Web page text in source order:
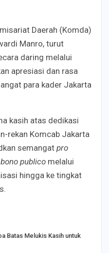
Daerah (Komda)
Manro, turut
daring melalui
apresiasi dan rasa
para kader Jakarta
kasih atas dedikasi
rekan Komcab Jakarta
semangat pro
publico melalui
hingga ke tingkat
Batas Melukis Kasih untuk